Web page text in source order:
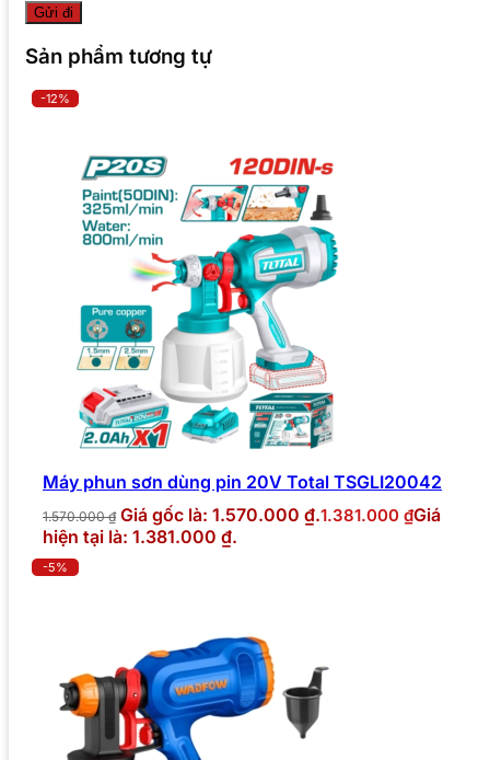
Sản phẩm tương tự
-12%
Máy phun sơn dùng pin 20V Total TSGLI20042
1.570.000₫ Giá gốc là: 1.570.000 ₫.1.381.000 ₫Giá
hiện tại là: 1.381.000 ₫.
-5%